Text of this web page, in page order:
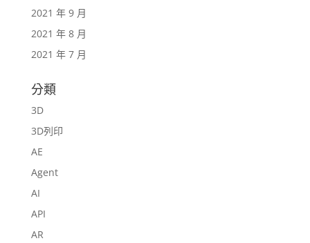
2021 年 9 月
2021 年 8 月
2021 年 7 月
分類
3D
3D列印
AE
Agent
AI
API
AR